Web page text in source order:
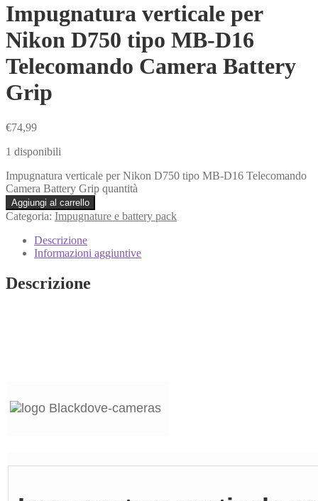
Impugnatura verticale per
Nikon D750 tipo MB-D16
Telecomando Camera Battery
Grip
€74,99
1 disponibili
Impugnatura verticale per Nikon D750 tipo MB-D16 Telecomando
Camera Battery Grip quantità
Aggiungi al carrello
Categoria: Impugnature e battery pack
Descrizione
Informazioni aggiuntive
Descrizione